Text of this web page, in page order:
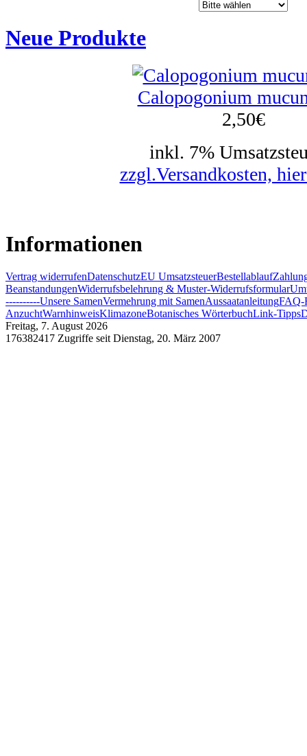
Neue Produkte
Calopogonium
2,50€
inkl. 7%
zzgl.Versandkosten,
Informationen
Vertrag widerrufenDatenschutzEU UmsatzsteuerBestellablauf
BeanstandungenWiderrufsbelehrung & Muster-Widerrufsformular
----------Unsere SamenVermehrung mit SamenAussaatanleitungFAQ-
AnzuchtWarnhinweisKlimazoneBotanisches WörterbuchLink-Tipps
Freitag, 7. August 2026
176382417 Zugriffe seit Dienstag, 20. März 2007